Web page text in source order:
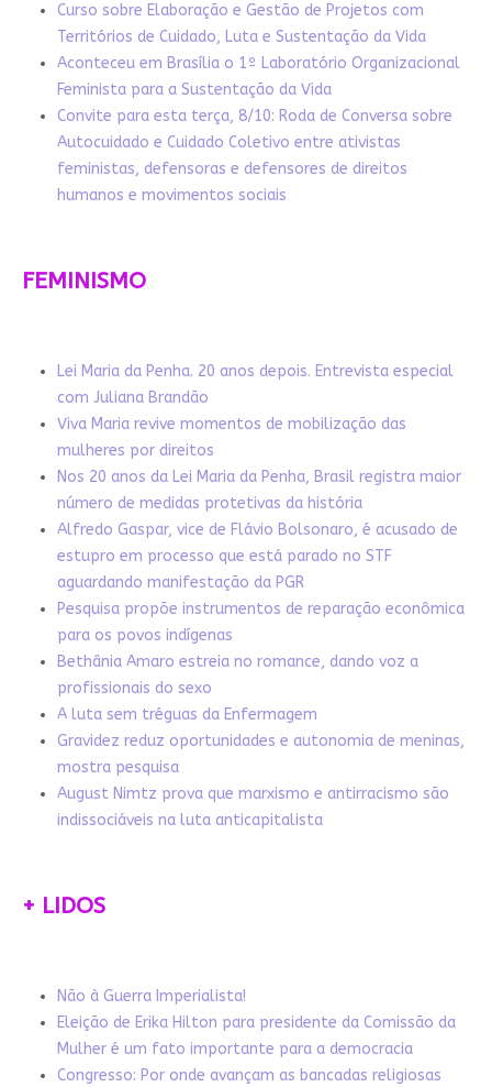
Curso sobre Elaboração e Gestão de Projetos com
Territórios de Cuidado, Luta e Sustentação da Vida
Aconteceu em Brasília o 1º Laboratório Organizacional
Feminista para a Sustentação da Vida
Convite para esta terça, 8/10: Roda de Conversa sobre
Autocuidado e Cuidado Coletivo entre ativistas
feministas, defensoras e defensores de direitos
humanos e movimentos sociais
FEMINISMO
Lei Maria da Penha. 20 anos depois. Entrevista especial
com Juliana Brandão
Viva Maria revive momentos de mobilização das
mulheres por direitos
Nos 20 anos da Lei Maria da Penha, Brasil registra maior
número de medidas protetivas da história
Alfredo Gaspar, vice de Flávio Bolsonaro, é acusado de
estupro em processo que está parado no STF
aguardando manifestação da PGR
Pesquisa propõe instrumentos de reparação econômica
para os povos indígenas
Bethânia Amaro estreia no romance, dando voz a
profissionais do sexo
A luta sem tréguas da Enfermagem
Gravidez reduz oportunidades e autonomia de meninas,
mostra pesquisa
August Nimtz prova que marxismo e antirracismo são
indissociáveis na luta anticapitalista
+ LIDOS
Não à Guerra Imperialista!
Eleição de Erika Hilton para presidente da Comissão da
Mulher é um fato importante para a democracia
Congresso: Por onde avançam as bancadas religiosas